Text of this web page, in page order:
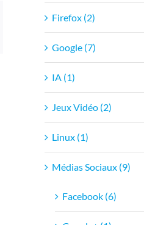
Firefox (2)
Google (7)
IA (1)
Jeux Vidéo (2)
Linux (1)
Médias Sociaux (9)
Facebook (6)